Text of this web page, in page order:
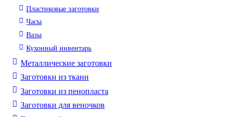
Пластиковые заготовки
Часы
Вазы
Кухонный инвентарь
Металлические заготовки
Заготовки из ткани
Заготовки из пенопласта
Заготовки для веночков